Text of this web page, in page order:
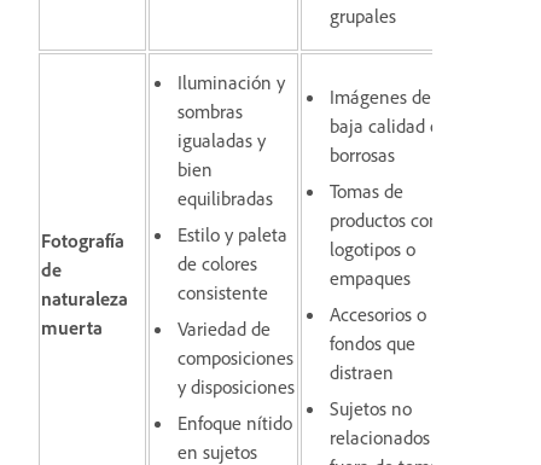
grupales
Fotografía
de
naturaleza
muerta
Iluminación y
sombras
igualadas y
bien
equilibradas
Estilo y paleta
de colores
consistente
Variedad de
composiciones
y disposiciones
Enfoque nítido
en sujetos
Imágenes de
baja calidad o
borrosas
Tomas de
productos con
logotipos o
empaques
Accesorios o
fondos que
distraen
Sujetos no
relacionados o